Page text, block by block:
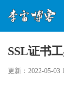
SSL证书
更新：2022-05-